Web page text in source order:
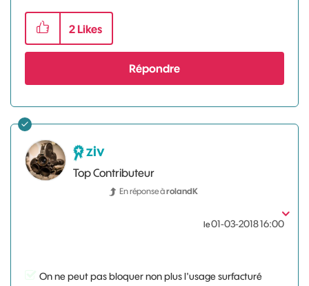
2 Likes
Répondre
ziv
Top Contributeur
En réponse àrolandK
le‎01-03-201816:00
On ne peut pas bloquer non plus l'usage surfacturé